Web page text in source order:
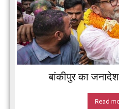
बांकीपुर का
Read